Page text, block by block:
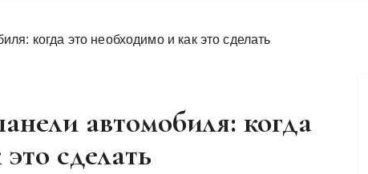
когда это необходимо и как это сделать
автомобиля: когда
сделать